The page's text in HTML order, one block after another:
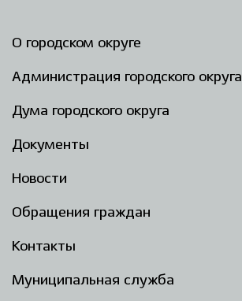
О городском округе
Администрация городского округа
Дума городского округа
Документы
Новости
Обращения граждан
Контакты
Муниципальная служба